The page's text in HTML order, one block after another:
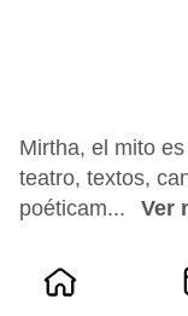
Mirtha, el mito
teatro, textos,
poéticam...
Ver